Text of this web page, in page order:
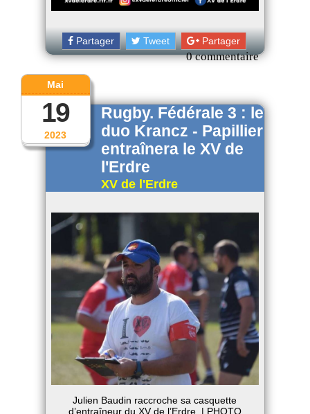
Partager Tweet Partager
0 commentaire
2023
Mai
19
Rugby. Fédérale 3 : le
duo Krancz - Papillier
entraînera le XV de
l'Erdre
XV de l'Erdre
Julien Baudin raccroche sa casquette
d’entraîneur du XV de l’Erdre. | PHOTO